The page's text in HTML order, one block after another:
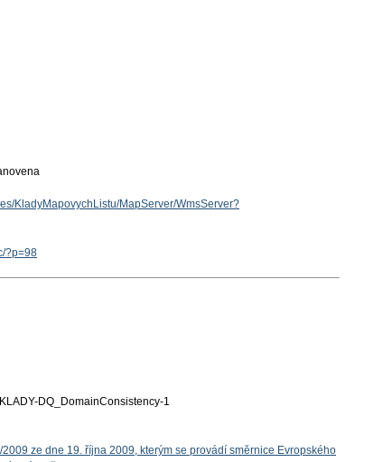
KladyMapovychListu/MapServer/WmsServer?
?p=98
DQ_DomainConsistency-1
ze dne 19. října 2009, kterým se provádí směrnice Evropského